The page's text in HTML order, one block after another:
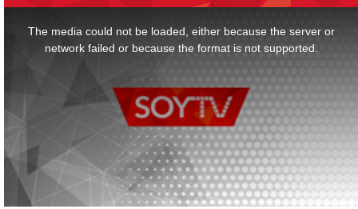
The media could not be loaded, either because the server or
network failed or because the format is not supported.